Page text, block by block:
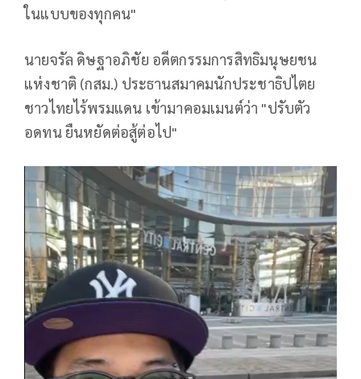
ในแบบของทุกคน"
นายจรัล ดิษฐาอภิชัย อดีตกรรมการสิทธิมนุษยชน
แห่งชาติ (กสม.) ประธานสมาคมนักประชาธิปไตย
ชาวไทยไร้พรมแดน เข้ามาคอมเมนต์ว่า "ปรับตัว
อดทน ยืนหยัดต่อสู้ต่อไป"